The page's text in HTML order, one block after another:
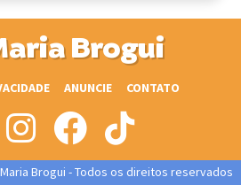
Brogui
ANUNCIE CONTATO
Brogui - Todos os direitos reservados